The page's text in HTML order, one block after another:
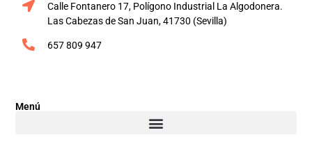
Calle Fontanero 17, Polígono Industrial La Algodonera.
Las Cabezas de San Juan, 41730 (Sevilla)
657 809 947
Menú